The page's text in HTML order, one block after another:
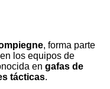
, forma parte
los equipos de
en gafas de
tácticas.